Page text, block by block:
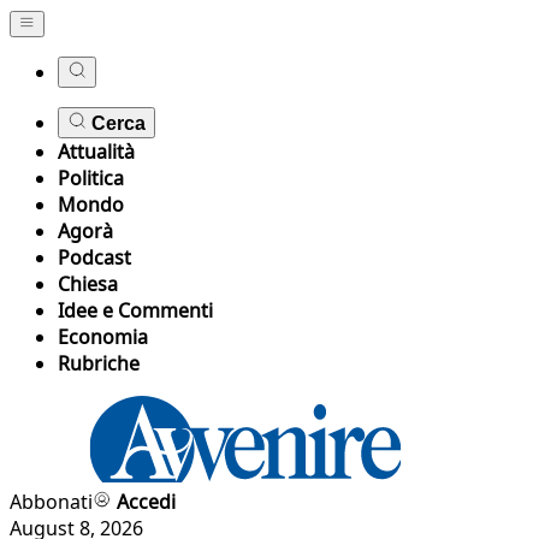
Cerca
Attualità
Politica
Mondo
Agorà
Podcast
Chiesa
Idee e Commenti
Economia
Rubriche
Abbonati
Accedi
August 8, 2026